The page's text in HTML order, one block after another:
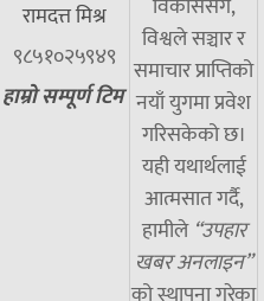
रामदत्त मिश्र
९८५१०२५९४९
हाम्रो सम्पूर्ण टिम
विकाससँगै,
विश्वले सञ्चार र
समाचार प्राप्तिको
नयाँ युगमा प्रवेश
गरिसकेको छ।
यही यथार्थलाई
आत्मसात गर्दै,
हामीले “उपहार
खबर अनलाइन”